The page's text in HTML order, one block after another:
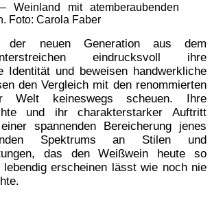
Weinland mit atemberaubenden
Foto: Carola Faber
der neuen Generation aus dem
eindrucksvoll ihre
Identität und beweisen handwerkliche
den Vergleich mit den renommierten
Welt keineswegs scheuen. Ihre
und ihr charakterstarker Auftritt
spannenden Bereicherung jenes
Spektrums an Stilen und
das den Weißwein heute so
erscheinen lässt wie noch nie